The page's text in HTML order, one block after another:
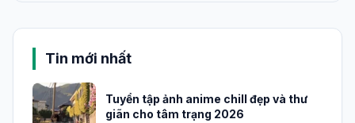
Tin mới nhất
Tuyển tập ảnh anime chill đẹp và thư
giãn cho tâm trạng 2026